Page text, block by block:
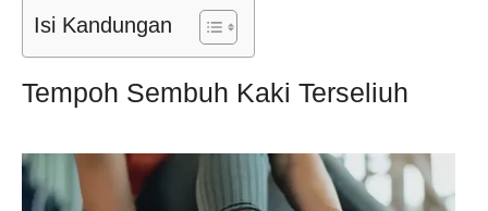
Isi Kandungan
Tempoh Sembuh Kaki Terseliuh